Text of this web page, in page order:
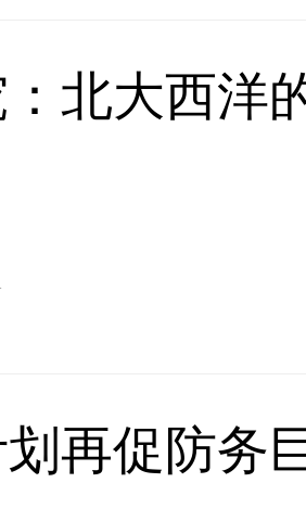
北大西洋
再促防务